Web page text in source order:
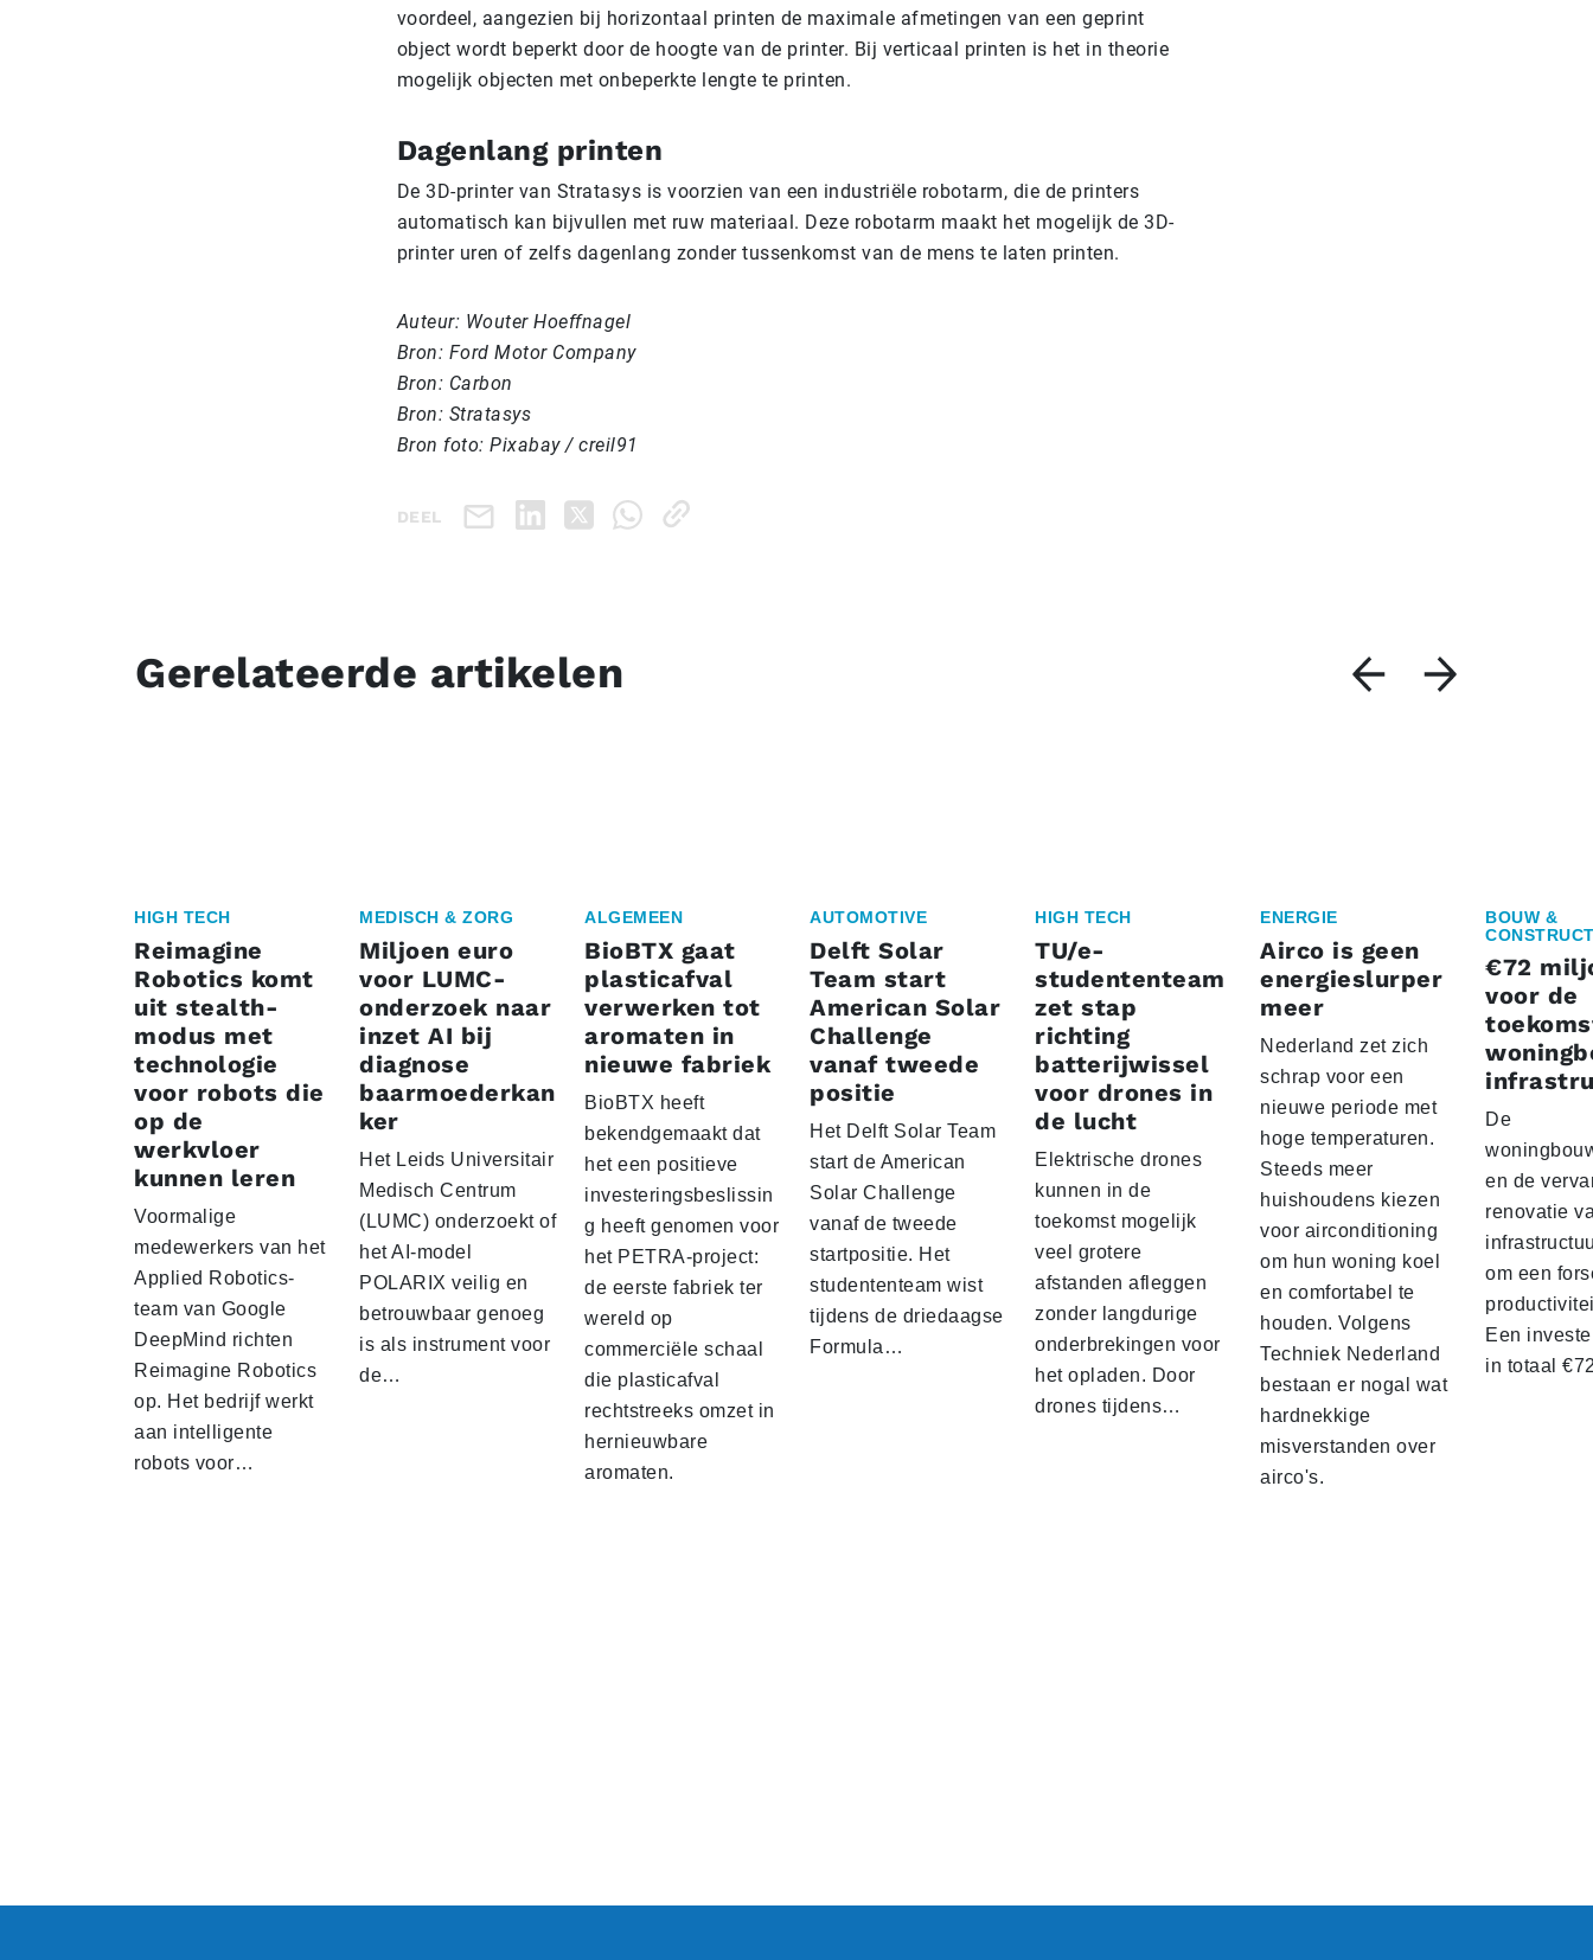
voordeel, aangezien bij horizontaal printen de maximale afmetingen van een geprint
object wordt beperkt door de hoogte van de printer. Bij verticaal printen is het in theorie
mogelijk objecten met onbeperkte lengte te printen.
Dagenlang printen
De 3D-printer van Stratasys is voorzien van een industriële robotarm, die de printers
automatisch kan bijvullen met ruw materiaal. Deze robotarm maakt het mogelijk de 3D-
printer uren of zelfs dagenlang zonder tussenkomst van de mens te laten printen.
Auteur: Wouter Hoeffnagel
Bron: Ford Motor Company
Bron: Carbon
Bron: Stratasys
Bron foto: Pixabay / creil91
DEEL
Gerelateerde artikelen
HIGH TECH
Reimagine
Robotics komt
uit stealth-
modus met
technologie
voor robots die
op de
werkvloer
kunnen leren
Voormalige
medewerkers van het
Applied Robotics-
team van Google
DeepMind richten
Reimagine Robotics
op. Het bedrijf werkt
aan intelligente
robots voor…
MEDISCH & ZORG
Miljoen euro
voor LUMC-
onderzoek naar
inzet AI bij
diagnose
baarmoederkan
ker
Het Leids Universitair
Medisch Centrum
(LUMC) onderzoekt of
het AI-model
POLARIX veilig en
betrouwbaar genoeg
is als instrument voor
de…
ALGEMEEN
BioBTX gaat
plasticafval
verwerken tot
aromaten in
nieuwe fabriek
BioBTX heeft
bekendgemaakt dat
het een positieve
investeringsbeslissin
g heeft genomen voor
het PETRA-project:
de eerste fabriek ter
wereld op
commerciële schaal
die plasticafval
rechtstreeks omzet in
hernieuwbare
aromaten.
AUTOMOTIVE
Delft Solar
Team start
American Solar
Challenge
vanaf tweede
positie
Het Delft Solar Team
start de American
Solar Challenge
vanaf de tweede
startpositie. Het
studententeam wist
tijdens de driedaagse
Formula…
HIGH TECH
TU/e-
studententeam
zet stap
richting
batterijwissel
voor drones in
de lucht
Elektrische drones
kunnen in de
toekomst mogelijk
veel grotere
afstanden afleggen
zonder langdurige
onderbrekingen voor
het opladen. Door
drones tijdens…
ENERGIE
Airco is geen
energieslurper
meer
Nederland zet zich
schrap voor een
nieuwe periode met
hoge temperaturen.
Steeds meer
huishoudens kiezen
voor airconditioning
om hun woning koel
en comfortabel te
houden. Volgens
Techniek Nederland
bestaan er nogal wat
hardnekkige
misverstanden over
airco's.
BOUW &
€72
voor de
De
en de
renovatie
om een
Een
in totaal